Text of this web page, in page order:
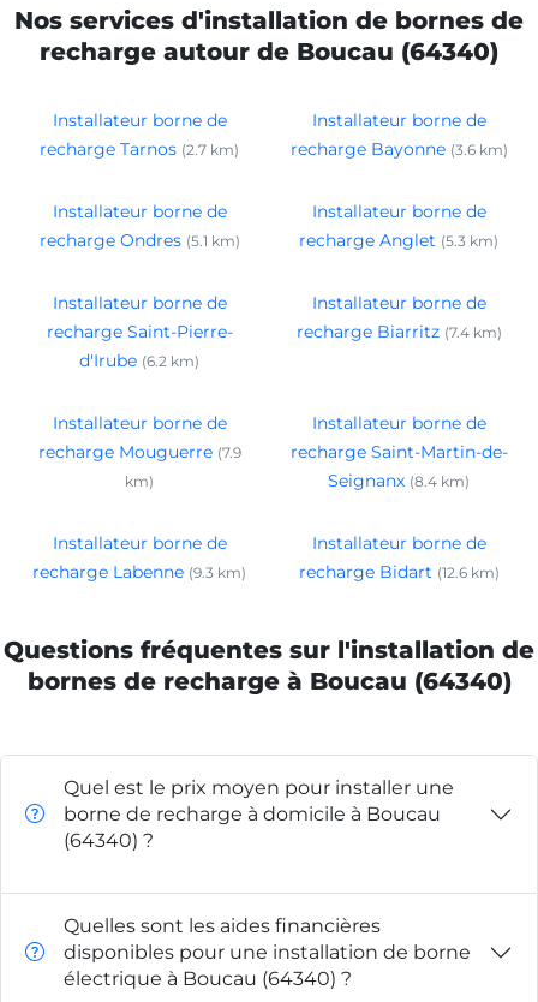
Nos services d'installation de bornes de
recharge autour de Boucau (64340)
Installateur borne de
recharge Tarnos (2.7 km)
Installateur borne de
recharge Bayonne (3.6 km)
Installateur borne de
recharge Ondres (5.1 km)
Installateur borne de
recharge Anglet (5.3 km)
Installateur borne de
recharge Saint-Pierre-
d'Irube (6.2 km)
Installateur borne de
recharge Biarritz (7.4 km)
Installateur borne de
recharge Mouguerre (7.9
km)
Installateur borne de
recharge Saint-Martin-de-
Seignanx (8.4 km)
Installateur borne de
recharge Labenne (9.3 km)
Installateur borne de
recharge Bidart (12.6 km)
Questions fréquentes sur l'installation de
bornes de recharge à Boucau (64340)
Quel est le prix moyen pour installer une
borne de recharge à domicile à Boucau
(64340) ?
Quelles sont les aides financières
disponibles pour une installation de borne
électrique à Boucau (64340) ?